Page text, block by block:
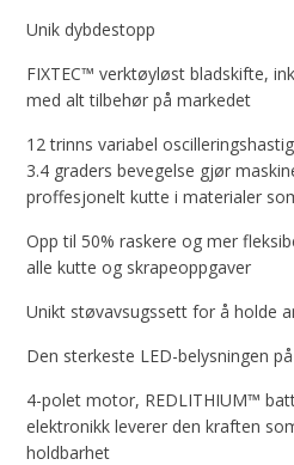
Unik dybdestopp
FIXTEC™ verktøyløst bladskifte,
med alt tilbehør på markedet
12 trinns variabel
3.4 graders bevegelse gjør
proffesjonelt kutte i materialer
Opp til 50% raskere og mer
alle kutte og skrapeoppgaver
Unikt støvavsugssett for å holde
Den sterkeste LED-belysningen
4-polet motor, REDLITHIUM™
elektronikk leverer den kraften
holdbarhet